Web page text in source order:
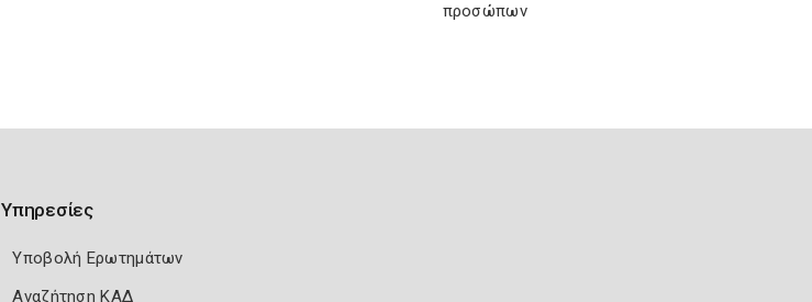
προσώπων
Υπηρεσίες
Υποβολή Ερωτημάτων
Αναζήτηση ΚΑΔ